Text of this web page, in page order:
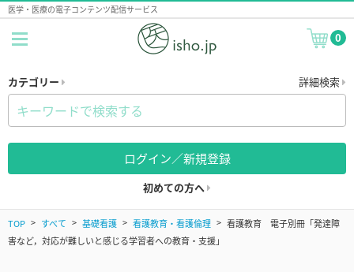
医学・医療の電子コンテンツ配信サービス
0
カテゴリー 詳細検索
ログイン／新規登録
初めての方へ
TOP すべて 基礎看護 看護教育・看護倫理
看護教育 電子別冊「発達障
害など，対応が難しいと感じる学習者への教育・支援」